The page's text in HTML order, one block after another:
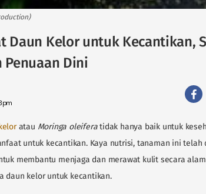
Daun Kelor untuk Kecantikan,
Penuaan Dini
atau Moringa oleiferatidak hanya baik untuk
untuk kecantikan. Kaya nutrisi, tanaman ini telah
membantu menjaga dan merawat kulit secara
daun kelor untuk kecantikan.